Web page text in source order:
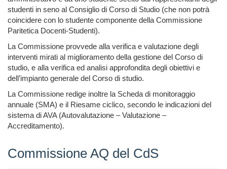
studenti in seno al Consiglio di Corso di Studio (che non potrà
coincidere con lo studente componente della Commissione
Paritetica Docenti-Studenti).
La Commissione provvede alla verifica e valutazione degli
interventi mirati al miglioramento della gestione del Corso di
studio, e alla verifica ed analisi approfondita degli obiettivi e
dell’impianto generale del Corso di studio.
La Commissione redige inoltre la Scheda di monitoraggio
annuale (SMA) e il Riesame ciclico, secondo le indicazioni del
sistema di AVA (Autovalutazione – Valutazione –
Accreditamento).
Commissione AQ del CdS